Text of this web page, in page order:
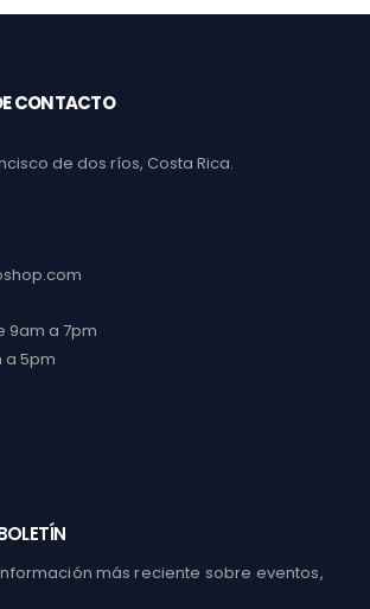
CONTACTO
de dos ríos, Costa Rica.
9am a 7pm
a 5pm
más reciente sobre eventos,